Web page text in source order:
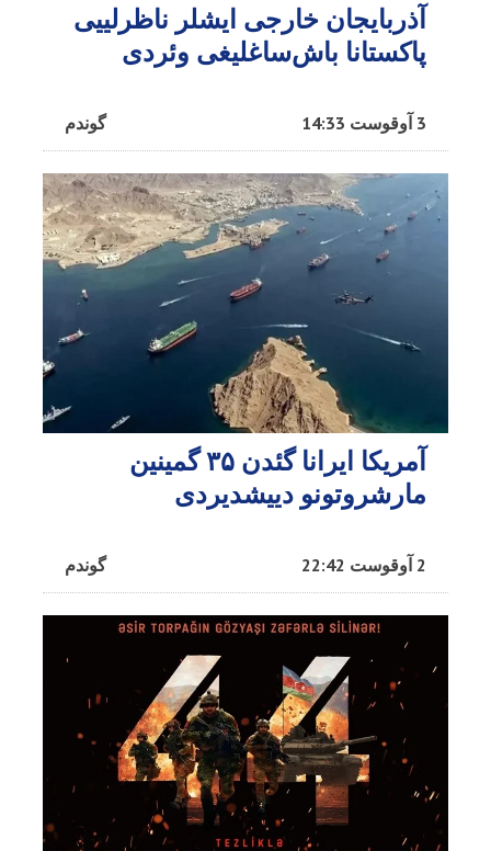
آذربایجان خارجی ایشلر ناظرلییی
پاکستانا باش‌ساغلیغی وئردی
گوندم 3 آوقوست 14:33
آمریکا ایرانا گئدن ۳۵ گمینین
مارشروتونو دییشدیردی
گوندم 2 آوقوست 22:42